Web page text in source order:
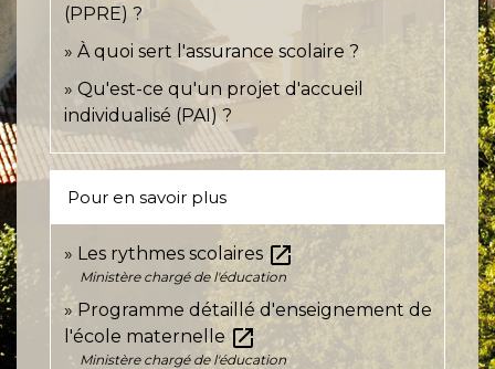
(PPRE) ?
À quoi sert l'assurance scolaire ?
Qu'est-ce qu'un projet d'accueil
individualisé (PAI) ?
Pour en savoir plus
Les rythmes scolaires open_in_new
Ministère chargé de l'éducation
Programme détaillé d'enseignement de
l'école maternelle open_in_new
Ministère chargé de l'éducation